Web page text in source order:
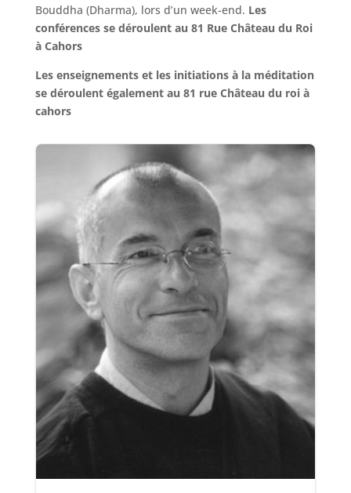
Bouddha (Dharma), lors d’un week-end. Les
conférences se déroulent au 81 Rue Château du Roi
à Cahors
Les enseignements et les initiations à la méditation
se déroulent également au 81 rue Château du roi à
cahors